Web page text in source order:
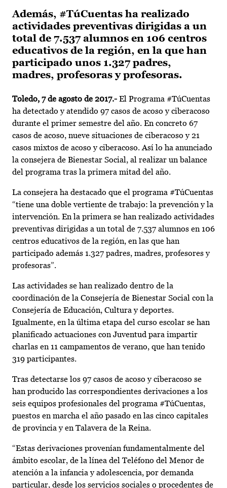
Además, #TúCuentas ha realizado
actividades preventivas dirigidas a un
total de 7.537 alumnos en 106 centros
educativos de la región, en la que han
participado unos 1.327 padres,
madres, profesoras y profesoras.
Toledo, 7 de agosto de 2017.- El Programa #TúCuentas
ha detectado y atendido 97 casos de acoso y ciberacoso
durante el primer semestre del año. En concreto 67
casos de acoso, nueve situaciones de ciberacoso y 21
casos mixtos de acoso y ciberacoso. Así lo ha anunciado
la consejera de Bienestar Social, al realizar un balance
del programa tras la primera mitad del año.
La consejera ha destacado que el programa #TúCuentas
“tiene una doble vertiente de trabajo: la prevención y la
intervención. En la primera se han realizado actividades
preventivas dirigidas a un total de 7.537 alumnos en 106
centros educativos de la región, en las que han
participado además 1.327 padres, madres, profesores y
profesoras”.
Las actividades se han realizado dentro de la
coordinación de la Consejería de Bienestar Social con la
Consejería de Educación, Cultura y deportes.
Igualmente, en la última etapa del curso escolar se han
planificado actuaciones con Juventud para impartir
charlas en 11 campamentos de verano, que han tenido
319 participantes.
Tras detectarse los 97 casos de acoso y ciberacoso se
han producido las correspondientes derivaciones a los
seis equipos profesionales del programa #TúCuentas,
puestos en marcha el año pasado en las cinco capitales
de provincia y en Talavera de la Reina.
“Estas derivaciones provenían fundamentalmente del
ámbito escolar, de la línea del Teléfono del Menor de
atención a la infancia y adolescencia, por demanda
particular, desde los servicios sociales o procedentes de